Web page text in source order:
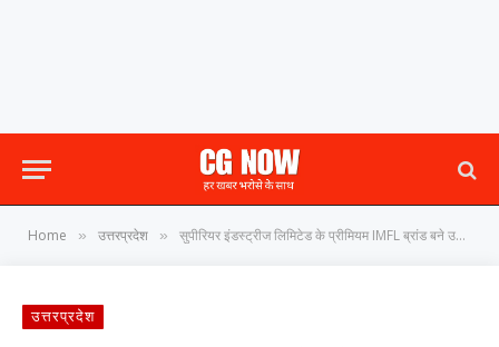
Home » उत्तरप्रदेश » सुपीरियर इंडस्ट्रीज लिमिटेड के प्रीमियम IMFL ब्रांड बने उपभोक्ताओं की पहली पसंद, दिल्ली और उत्तर प्रदेश में बढ़ी भारी मांग, गुणवत्ता और नवाचार से बनाई अलग पहचान
उत्तरप्रदेश